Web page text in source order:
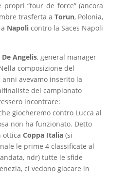
propri “tour de force” (ancora
trasferta aTorun, Polonia,
Napoli contro la Saces Napoli
Angelis, general manager
composizione del
avevamo inserito la
del campionato
incontrare:
giocheremo contro Lucca al
non ha funzionato. Detto
ottica Coppa Italia(si
le prime 4 classificate al
ndr) tutte le sfide
ci vedono giocare in